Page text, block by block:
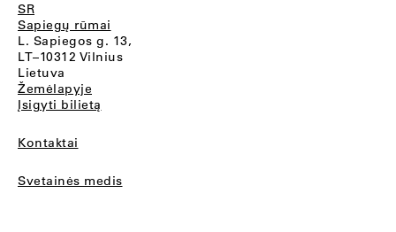
SR
Sapiegų rūmai
L. Sapiegos g. 13,
LT–10312 Vilnius
Lietuva
Žemėlapyje
Įsigyti bilietą
Kontaktai
Svetainės medis